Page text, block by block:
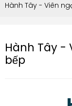
Hành Tây - Viên
Hành Tây -
bếp